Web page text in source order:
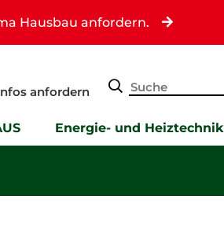
Hausbau anfordern.
anfordern
Energie- und Heiztechnik